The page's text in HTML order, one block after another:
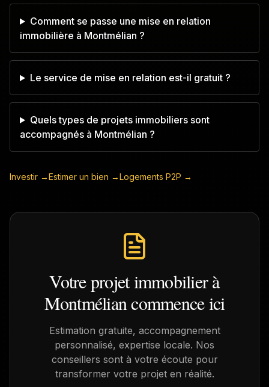
Comment se passe une mise en relation
immobilière à Montmélian ?
Le service de mise en relation est-il gratuit ?
Quels types de projets immobiliers sont
accompagnés à Montmélian ?
Investir →Estimer un bien →Logements P2P →
Votre projet immobilier à
Montméliancommence ici
Estimation gratuite, accompagnement
personnalisé, expertise locale. Nos
conseillers sont à votre écoute pour
transformer votre projet en réalité.